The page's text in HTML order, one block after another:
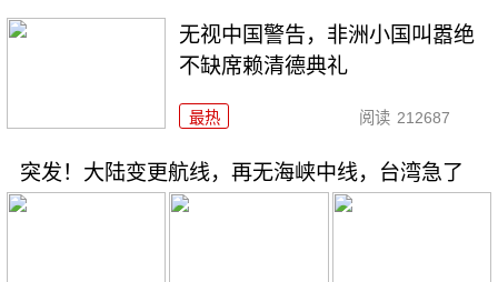
无视中国警告，非洲小国叫嚣绝
不缺席赖清德典礼
最热 阅读 212687
突发！大陆变更航线，再无海峡中线，台湾急了